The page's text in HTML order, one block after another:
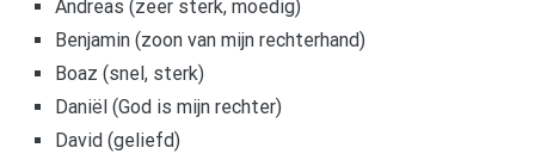
Andreas (zeer sterk, moedig)
Benjamin (zoon van mijn rechterhand)
Boaz (snel, sterk)
Daniël (God is mijn rechter)
David (geliefd)